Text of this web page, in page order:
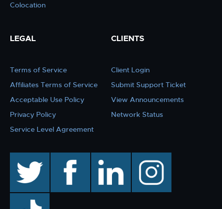
Colocation
LEGAL
Terms of Service
Affiliates Terms of Service
Acceptable Use Policy
Privacy Policy
Service Level Agreement
CLIENTS
Client Login
Submit Support Ticket
View Announcements
Network Status
facebook linkedin instagram
TikTok